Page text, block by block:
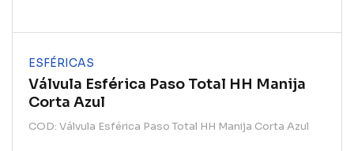
ESFÉRICAS
Válvula Esférica Paso Total HH Manija
Corta Azul
COD: Válvula Esférica Paso Total HH Manija Corta Azul